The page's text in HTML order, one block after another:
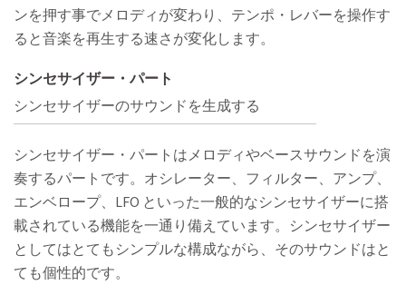
ンを押す事でメロディが変わり、テンポ・レバーを操作す
ると音楽を再生する速さが変化します。
シンセサイザー・パート
シンセサイザーのサウンドを生成する
シンセサイザー・パートはメロディやベースサウンドを演
奏するパートです。オシレーター、フィルター、アンプ、
エンベロープ、LFO といった一般的なシンセサイザーに搭
載されている機能を一通り備えています。シンセサイザー
としてはとてもシンプルな構成ながら、そのサウンドはと
ても個性的です。